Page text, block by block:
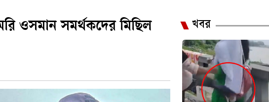
ওসমান সমর্থকদের মিছিল খবর